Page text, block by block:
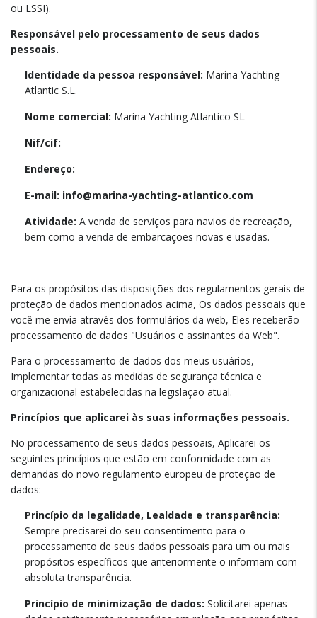
ou LSSI).
Responsável pelo processamento de seus dados
pessoais.
Identidade da pessoa responsável: Marina Yachting
Atlantic S.L.
Nome comercial: Marina Yachting Atlantico SL
Nif/cif:
Endereço:
E-mail: info@marina-yachting-atlantico.com
Atividade: A venda de serviços para navios de recreação,
bem como a venda de embarcações novas e usadas.
Para os propósitos das disposições dos regulamentos gerais de
proteção de dados mencionados acima, Os dados pessoais que
você me envia através dos formulários da web, Eles receberão
processamento de dados "Usuários e assinantes da Web".
Para o processamento de dados dos meus usuários,
Implementar todas as medidas de segurança técnica e
organizacional estabelecidas na legislação atual.
Princípios que aplicarei às suas informações pessoais.
No processamento de seus dados pessoais, Aplicarei os
seguintes princípios que estão em conformidade com as
demandas do novo regulamento europeu de proteção de
dados:
Princípio da legalidade, Lealdade e transparência:
Sempre precisarei do seu consentimento para o
processamento de seus dados pessoais para um ou mais
propósitos específicos que anteriormente o informam com
absoluta transparência.
Princípio de minimização de dados: Solicitarei apenas